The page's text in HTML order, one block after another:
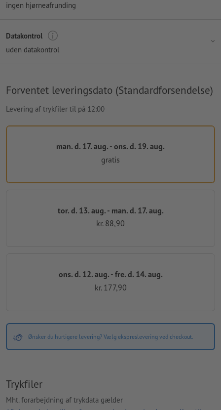
ingen hjørneafrunding
Datakontrol
uden datakontrol
Forventet leveringsdato (Standardforsendelse)
Levering af trykfiler til på 12:00
man. d. 17. aug. - ons. d. 19. aug.
gratis
tor. d. 13. aug. - man. d. 17. aug.
kr. 88,90
ons. d. 12. aug. - fre. d. 14. aug.
kr. 177,90
Ønsker du hurtigere levering? Vælg ekspreslevering ved checkout.
Trykfiler
Mht. forarbejdning af trykdata gælder